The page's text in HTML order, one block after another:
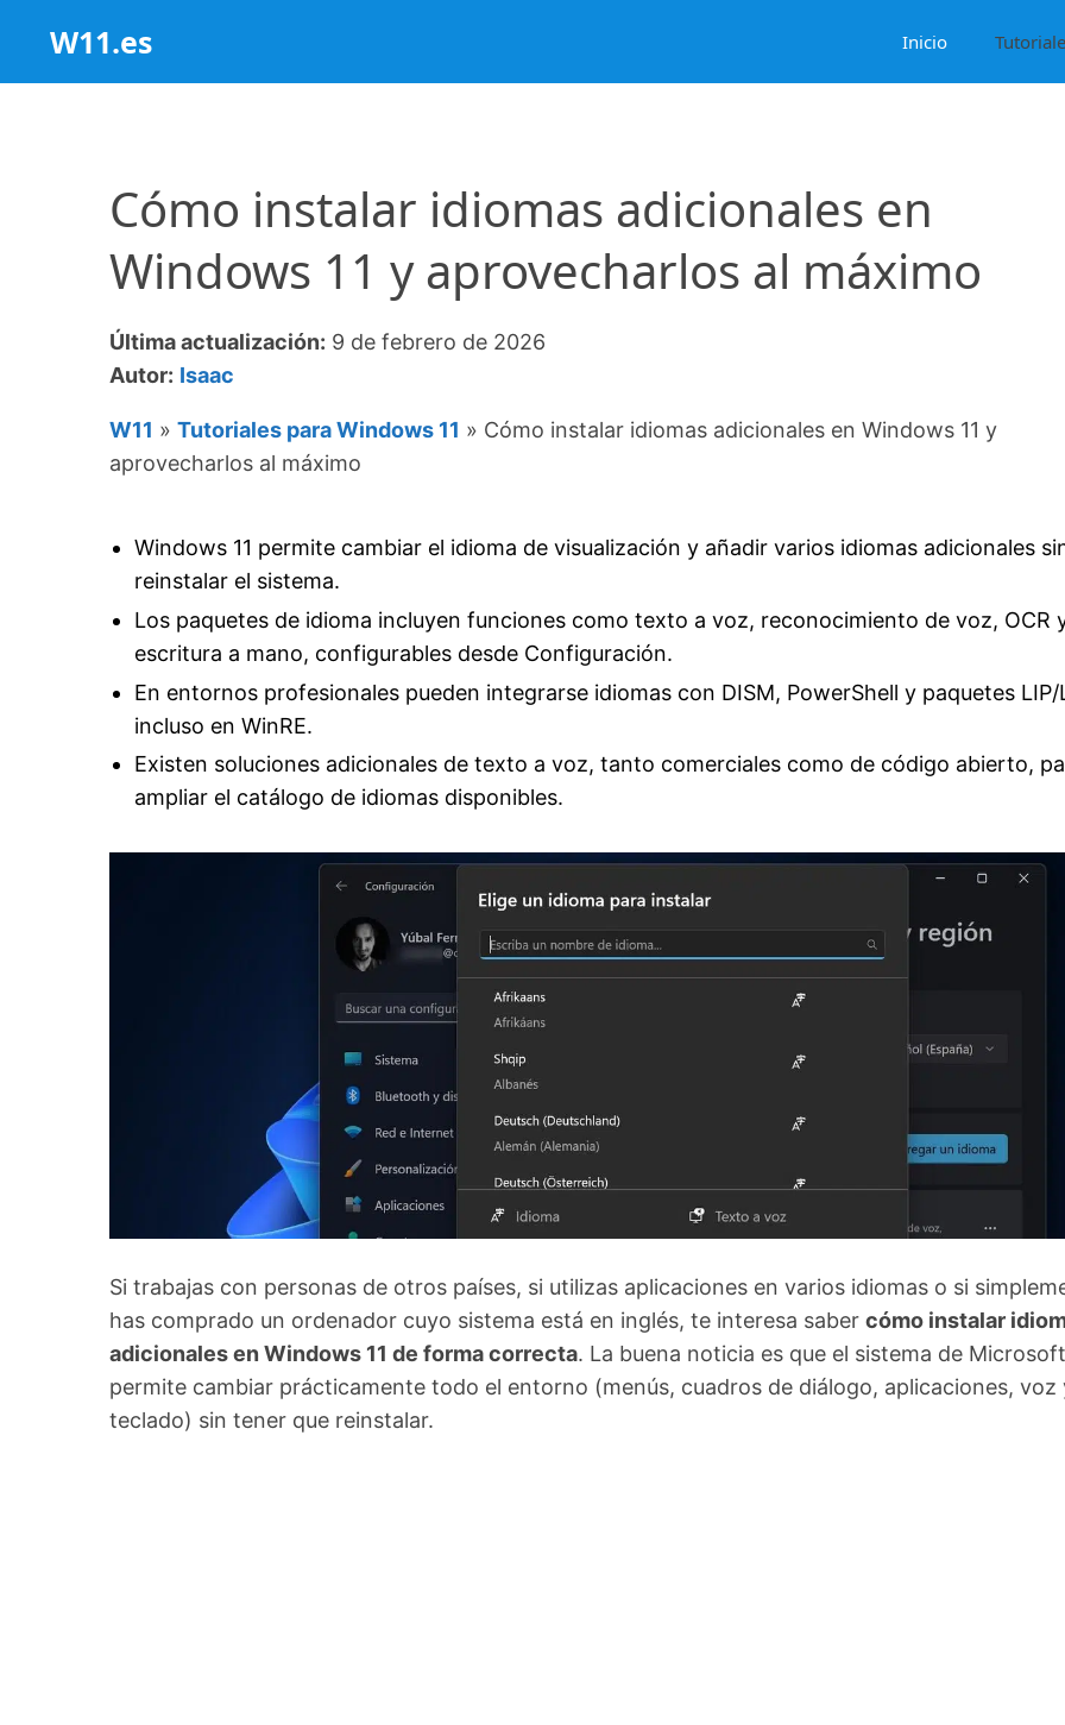
contenido
W11.es Inicio
Cómo instalar idiomas adicionales en
Windows 11 y aprovecharlos al máximo
Última actualización: 9 de febrero de 2026
Autor: Isaac
W11 » Tutoriales para Windows 11 » Cómo instalar idiomas adicionales en Windows 11 y
aprovecharlos al máximo
Windows 11 permite cambiar el idioma de visualización y añadir varios idiomas adicionales
reinstalar el sistema.
Los paquetes de idioma incluyen funciones como texto a voz, reconocimiento de voz, OCR
escritura a mano, configurables desde Configuración.
En entornos profesionales pueden integrarse idiomas con DISM, PowerShell y paquetes LIP/
incluso en WinRE.
Existen soluciones adicionales de texto a voz, tanto comerciales como de código abierto,
ampliar el catálogo de idiomas disponibles.
Si trabajas con personas de otros países, si utilizas aplicaciones en varios idiomas o si
has comprado un ordenador cuyo sistema está en inglés, te interesa saber cómo instalar
adicionales en Windows 11 de forma correcta. La buena noticia es que el sistema de Microsoft
permite cambiar prácticamente todo el entorno (menús, cuadros de diálogo, aplicaciones, voz
teclado) sin tener que reinstalar.